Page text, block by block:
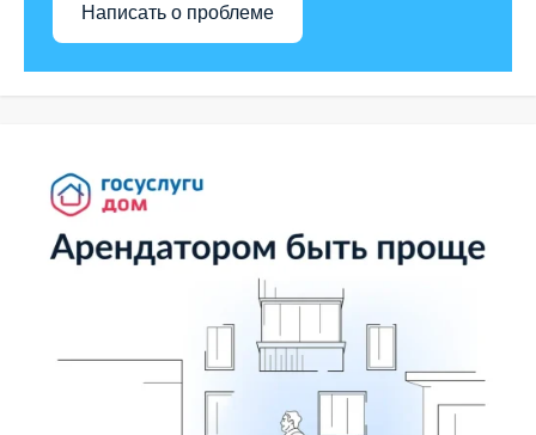
Написать о проблеме